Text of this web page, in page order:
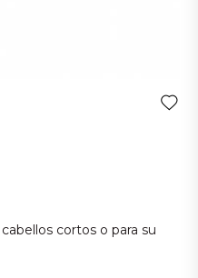
cortos o para su